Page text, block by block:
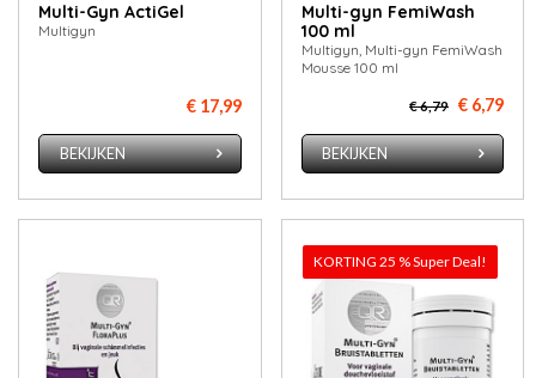
Multi-Gyn ActiGel
Multigyn
€ 17,99
BEKIJKEN
Multi-gyn FemiWash
100 ml
Multigyn, Multi-gyn FemiWash
Mousse 100 ml
€ 6,79 € 6,79
BEKIJKEN
KORTING 25 % Super Deal!